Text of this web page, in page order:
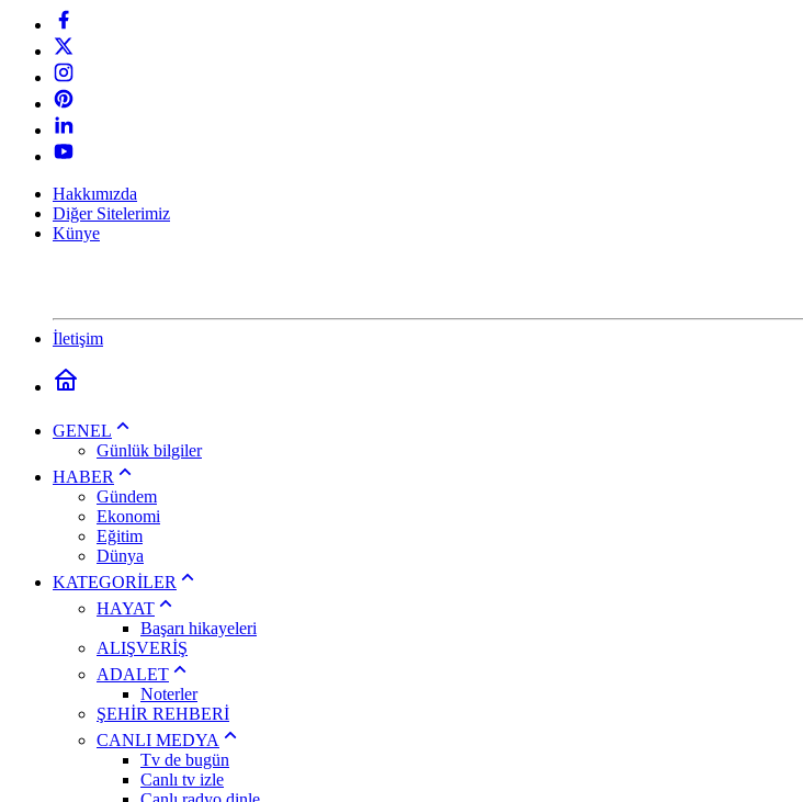
Hakkımızda
Diğer Sitelerimiz
Künye
İletişim
GENEL
Günlük bilgiler
HABER
Gündem
Ekonomi
Eğitim
Dünya
KATEGORİLER
HAYAT
Başarı hikayeleri
ALIŞVERİŞ
ADALET
Noterler
ŞEHİR REHBERİ
CANLI MEDYA
Tv de bugün
Canlı tv izle